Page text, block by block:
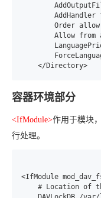
AddHandler
Order
Allow from
</Directory>
容器环境部分
<IfModule>作用于模块
行处理。
<IfModule
# Location of